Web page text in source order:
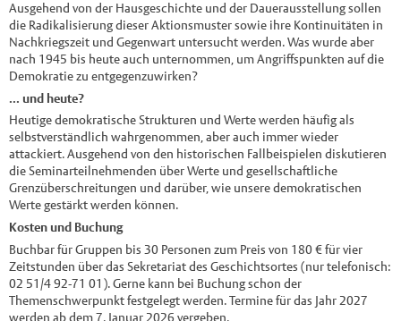
Ausgehend von der Hausgeschichte und der Dauerausstellung sollen
die Radikalisierung dieser Aktionsmuster sowie ihre Kontinuitäten in
Nachkriegszeit und Gegenwart untersucht werden. Was wurde aber
nach 1945 bis heute auch unternommen, um Angriffspunkten auf die
Demokratie zu entgegenzuwirken?
... und heute?
Heutige demokratische Strukturen und Werte werden häufig als
selbstverständlich wahrgenommen, aber auch immer wieder
attackiert. Ausgehend von den historischen Fallbeispielen diskutieren
die Seminarteilnehmenden über Werte und gesellschaftliche
Grenzüberschreitungen und darüber, wie unsere demokratischen
Werte gestärkt werden können.
Kosten und Buchung
Buchbar für Gruppen bis 30 Personen zum Preis von 180 € für vier
Zeitstunden über das Sekretariat des Geschichtsortes (nur telefonisch:
02 51/4 92-71 01). Gerne kann bei Buchung schon der
Themenschwerpunkt festgelegt werden. Termine für das Jahr 2027
werden ab dem 7. Januar 2026 vergeben.